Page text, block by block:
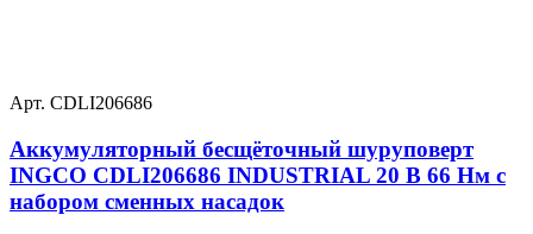
Арт. CDLI206686
Аккумуляторный бесщёточный шуруповерт
INGCO CDLI206686 INDUSTRIAL 20 В 66 Нм с
набором сменных насадок